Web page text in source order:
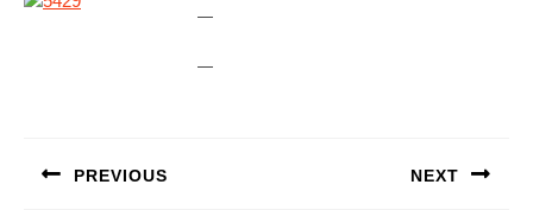
—
—
записям
PREVIOUS NEXT